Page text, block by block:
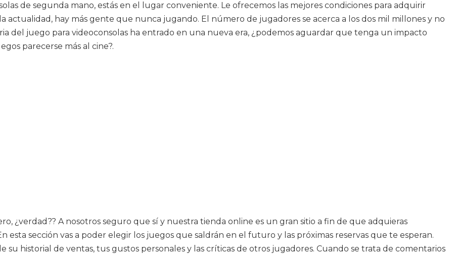
de segunda mano, estás en el lugar conveniente. Le ofrecemos las mejores condiciones para adquirir
actualidad, hay más gente que nunca jugando. El número de jugadores se acerca a los dos mil millones y no
del juego para videoconsolas ha entrado en una nueva era, ¿podemos aguardar que tenga un impacto
parecerse más al cine?.
¿verdad?? A nosotros seguro que sí y nuestra tienda online es un gran sitio a fin de que adquieras
esta sección vas a poder elegir los juegos que saldrán en el futuro y las próximas reservas que te esperan.
historial de ventas, tus gustos personales y las críticas de otros jugadores. Cuando se trata de comentarios